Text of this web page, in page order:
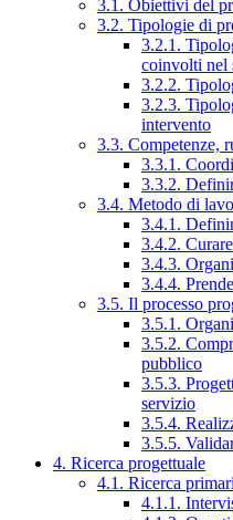
3.1. Obiettivi del
3.2. Tipologie di
3.2.1.
coinvolti nel
3.2.2.
3.2.3.
intervento
3.3. Competenze,
3.3.1.
3.3.2.
3.4. Metodo di
3.4.1.
3.4.2.
3.4.3.
3.4.4.
3.5. Il processo
3.5.1.
3.5.2.
pubblico
3.5.3.
servizio
3.5.4.
3.5.5.
4. Ricerca progettuale
4.1. Ricerca
4.1.1.